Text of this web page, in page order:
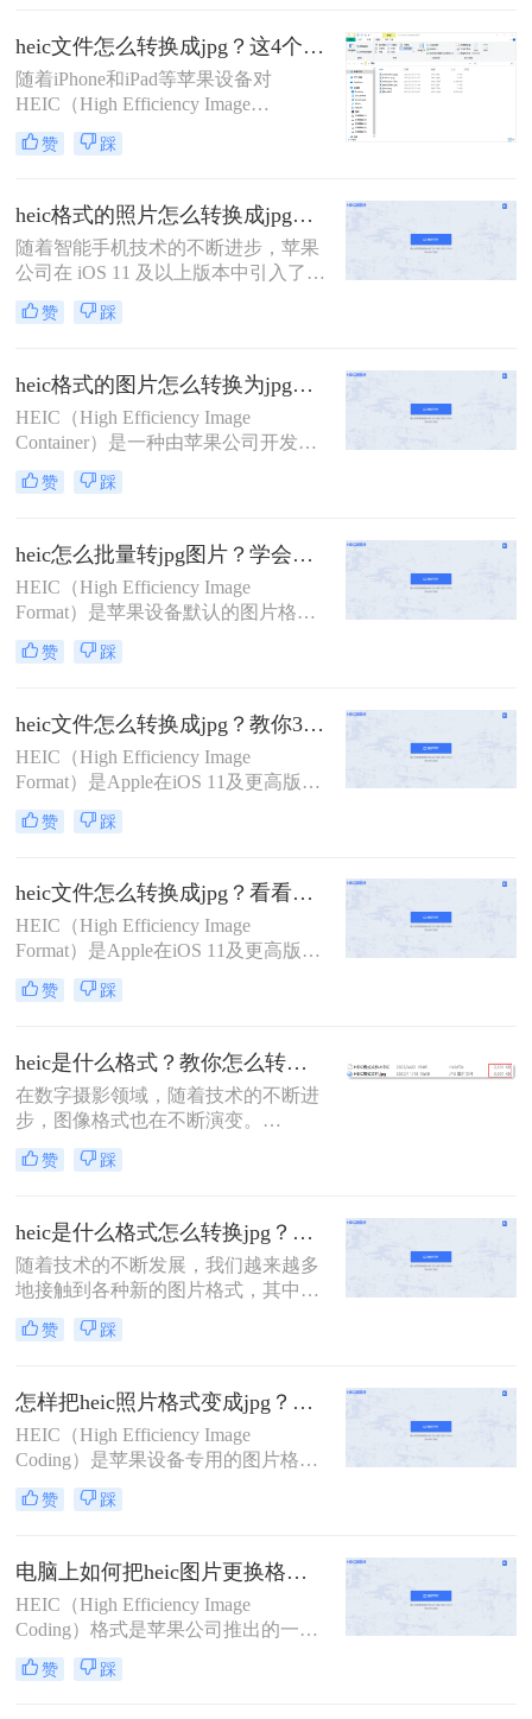
式的普及度相对较低，许多非苹果设
备或应用程序可能无法直接支持该格
式，因此将HEIC照片转换为更广泛支
持的JPG格式成为了一个常见的需
求。那么heic照片怎么转换jpg呢？本
文将详细介绍几种将HEIC照片转换为
heic文件怎么转换成jpg？这4个方法帮你解决问题！
​随着iPhone和iPad等苹果设备对
HEIC（High Efficiency Image
Format）格式的支持，越来越多的用
户开始接触到这种高效的图像文件格
式，能够在保持同等图像质量的同
时，占用更少的存储空间。然而，由
于兼容性问题，许多非苹果设备和软
件并不支持HEIC格式。因此，将
HEIC文件转换为更通用的JPG格式，
成为了一个常见的需求。那么heic文
几种将HEIC文件转换为JPG的方法。
赞 踩
heic格式的照片怎么转换成jpg？教你4种好用转换方法！
随着智能手机技术的不断进步，苹果
公司在 iOS 11 及以上版本中引入了一
种新的图像格式——高效图像编码
（High Efficiency Image Format, 简称
像压缩技术，可以在保持高质量的同
时占用更少的存储空间。然而，这种
格式并不被所有设备和软件所支持，
这给一些用户带来了不便。
赞 踩
heic格式的图片怎么转换为jpg格式？教你4招简便的转换方法！
HEIC（High Efficiency Image
Container）是一种由苹果公司开发的
图片容器格式，主要用于iOS设备和
macOS系统中，具有高效压缩和节省
式的普及度相对较低，许多非苹果设
备或软件可能无法直接支持该格式。
赞 踩
heic怎么批量转jpg图片？学会这3种方法，10秒转换上百张图片。
HEIC（High Efficiency Image
Format）是苹果设备默认的图片格
式，虽然节省存储空间，但兼容性较
差。那么heic怎么批量转jpg图片呢？
的方法，涵盖不同系统和需求。
赞 踩
heic文件怎么转换成jpg？教你3招快速转换！
HEIC（High Efficiency Image
Format）是Apple在iOS 11及更高版本
中引入的一种新型图像格式，它通过
HEVC（High Efficiency Video
缩，具有更高的压缩比和更好的图像
质量。然而，由于HEIC格式的兼容性
较差，特别是在Windows和Android平
台上
赞 踩
heic文件怎么转换成jpg？看看这4个常用转换方法！
HEIC（High Efficiency Image
Format）是Apple在iOS 11及更高版本
中引入的一种新型图像格式，旨在通
过HEVC（High Efficiency Video
压缩。然而，由于HEIC格式的兼容性
相对较差，许多非Apple设备可能无
法直接打开或编辑这种格式的图片。
因此，将HEIC文件转换成JPG格式成
为了一个常见的需求。那么HEIC文件
怎么转换成JPG呢？本文将介绍四种
赞 踩
heic是什么格式？教你怎么转换成jpg方法！
在数字摄影领域，随着技术的不断进
步，图像格式也在不断演变。
HEIC（High Efficiency Image
Container），即高效图像容器格式，
物。它作为苹果公司在iOS 11及后续
版本中引入的默认图像格式，旨在通
过更高效的压缩算法来节省存储空
间，同时保持图像的高品质。
赞 踩
heic是什么格式怎么转换jpg？来看看这几种方法吧！
随着技术的不断发展，我们越来越多
地接触到各种新的图片格式，其中
HEIC格式就是近年来逐渐流行起来的
一种。然而，由于这种格式的特殊
接支持。那么heic是什么格式怎么转
换jpg呢？本文将介绍四种将HEIC文
件转换为JPG格式的方法，帮助您轻
松实现这一目标。
赞 踩
怎样把heic照片格式变成jpg？分享2种实用方法！
HEIC（High Efficiency Image
Coding）是苹果设备专用的图片格
式，具有高效压缩率和良好的图像质
量。然而，由于该格式主要在苹果设
果设备用户可能会遇到无法直接打开
或编辑HEIC图片的问题。那么怎样把
heic照片格式变成jpg呢？本文将介绍
两种将HEIC照片格式转换成JPG的方
法。
赞 踩
电脑上如何把heic图片更换格式？教你四种转换方法！
HEIC（High Efficiency Image
Coding）格式是苹果公司推出的一种
高效图像编码格式，主要用于iOS设
备上拍摄的照片和视频。由于其高效
赞 踩